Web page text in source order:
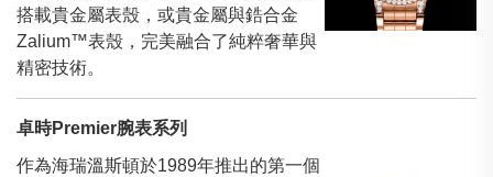
搭載貴金屬表殼，或貴金屬與鋯合金
Zalium™表殼，完美融合了純粹奢華與
精密技術。
卓時Premier腕表系列
作為海瑞溫斯頓於1989年推出的第一個